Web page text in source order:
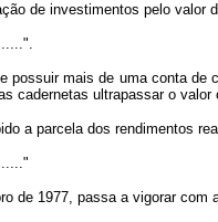
de investimentos pelo valor
possuir mais de uma conta de
cadernetas ultrapassar o
a parcela dos rendimentos
de 1977, passa a vigorar com